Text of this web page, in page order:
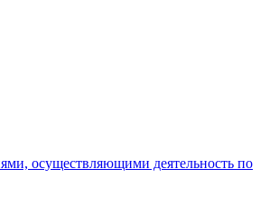
осуществляющими деятельность по